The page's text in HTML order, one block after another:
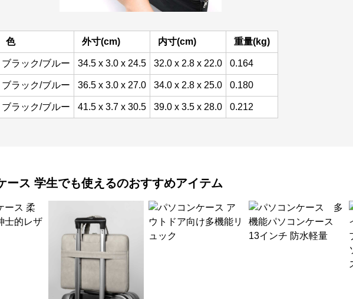
色 外寸(cm) 内寸(cm) 重量(kg)
ブラック/ブルー 34.5 x 3.0 x 24.5 32.0 x 2.8 x 22.0 0.164
ブラック/ブルー 36.5 x 3.0 x 27.0 34.0 x 2.8 x 25.0 0.180
ブラック/ブルー 41.5 x 3.7 x 30.5 39.0 x 3.5 x 28.0 0.212
ース 学生でも使えるのおすすめアイテム